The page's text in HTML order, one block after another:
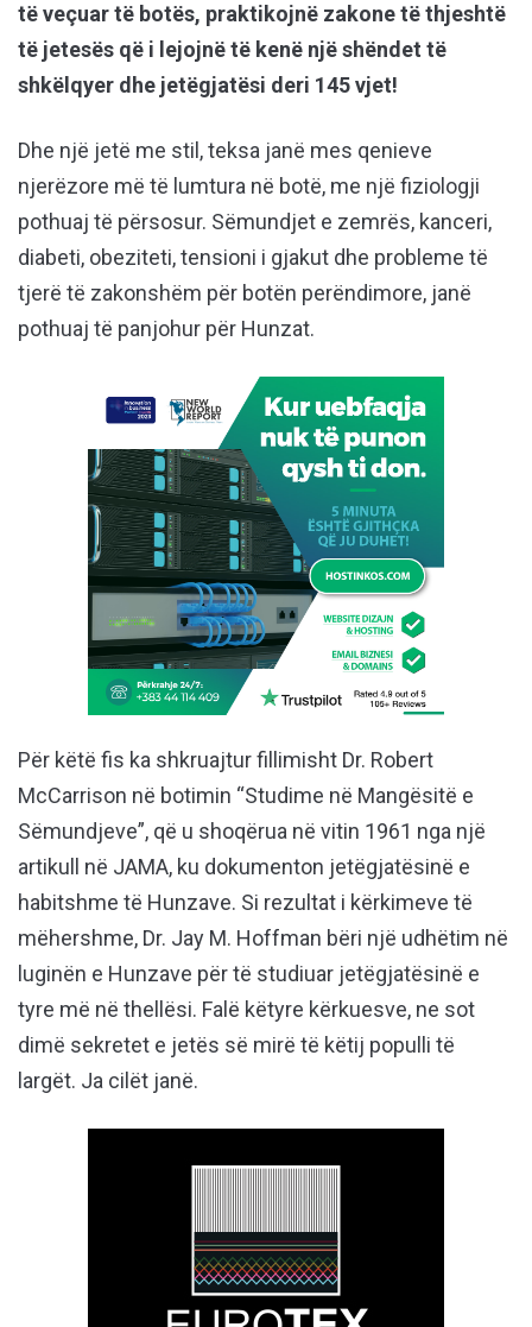
të veçuar të botës, praktikojnë zakone të thjeshtë
të jetesës që i lejojnë të kenë një shëndet të
shkëlqyer dhe jetëgjatësi deri 145 vjet!
Dhe një jetë me stil, teksa janë mes qenieve
njerëzore më të lumtura në botë, me një fiziologji
pothuaj të përsosur. Sëmundjet e zemrës, kanceri,
diabeti, obeziteti, tensioni i gjakut dhe probleme të
tjerë të zakonshëm për botën perëndimore, janë
pothuaj të panjohur për Hunzat.
Për këtë fis ka shkruajtur fillimisht Dr. Robert
McCarrison në botimin “Studime në Mangësitë e
Sëmundjeve”, që u shoqërua në vitin 1961 nga një
artikull në JAMA, ku dokumenton jetëgjatësinë e
habitshme të Hunzave. Si rezultat i kërkimeve të
mëhershme, Dr. Jay M. Hoffman bëri një udhëtim në
luginën e Hunzave për të studiuar jetëgjatësinë e
tyre më në thellësi. Falë këtyre kërkuesve, ne sot
dimë sekretet e jetës së mirë të këtij populli të
largët. Ja cilët janë.